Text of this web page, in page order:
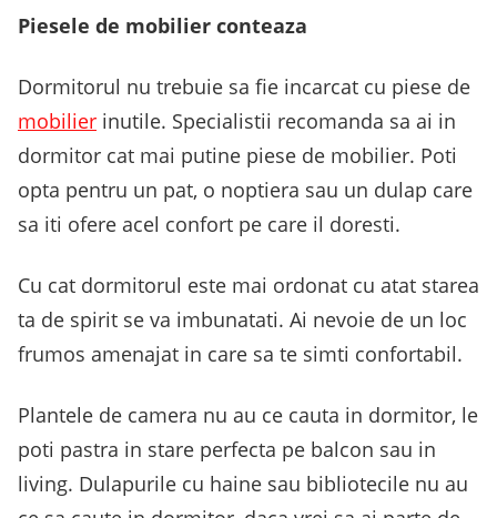
Piesele de mobilier conteaza
Dormitorul nu trebuie sa fie incarcat cu piese de
mobilier inutile. Specialistii recomanda sa ai in
dormitor cat mai putine piese de mobilier. Poti
opta pentru un pat, o noptiera sau un dulap care
sa iti ofere acel confort pe care il doresti.
Cu cat dormitorul este mai ordonat cu atat starea
ta de spirit se va imbunatati. Ai nevoie de un loc
frumos amenajat in care sa te simti confortabil.
Plantele de camera nu au ce cauta in dormitor, le
poti pastra in stare perfecta pe balcon sau in
living. Dulapurile cu haine sau bibliotecile nu au